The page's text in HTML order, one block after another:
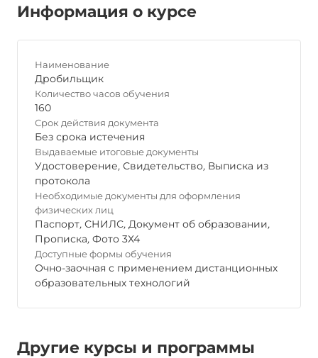
Информация о курсе
Наименование
Дробильщик
Количество часов обучения
160
Срок действия документа
Без срока истечения
Выдаваемые итоговые документы
Удостоверение, Свидетельство, Выписка из
протокола
Необходимые документы для оформления
физических лиц
Паспорт, СНИЛС, Документ об образовании,
Прописка, Фото 3Х4
Доступные формы обучения
Очно-заочная с применением дистанционных
образовательных технологий
Другие курсы и программы